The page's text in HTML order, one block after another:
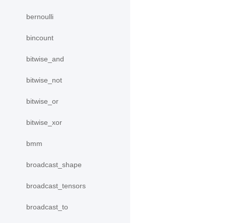
bernoulli
bincount
bitwise_and
bitwise_not
bitwise_or
bitwise_xor
bmm
broadcast_shape
broadcast_tensors
broadcast_to